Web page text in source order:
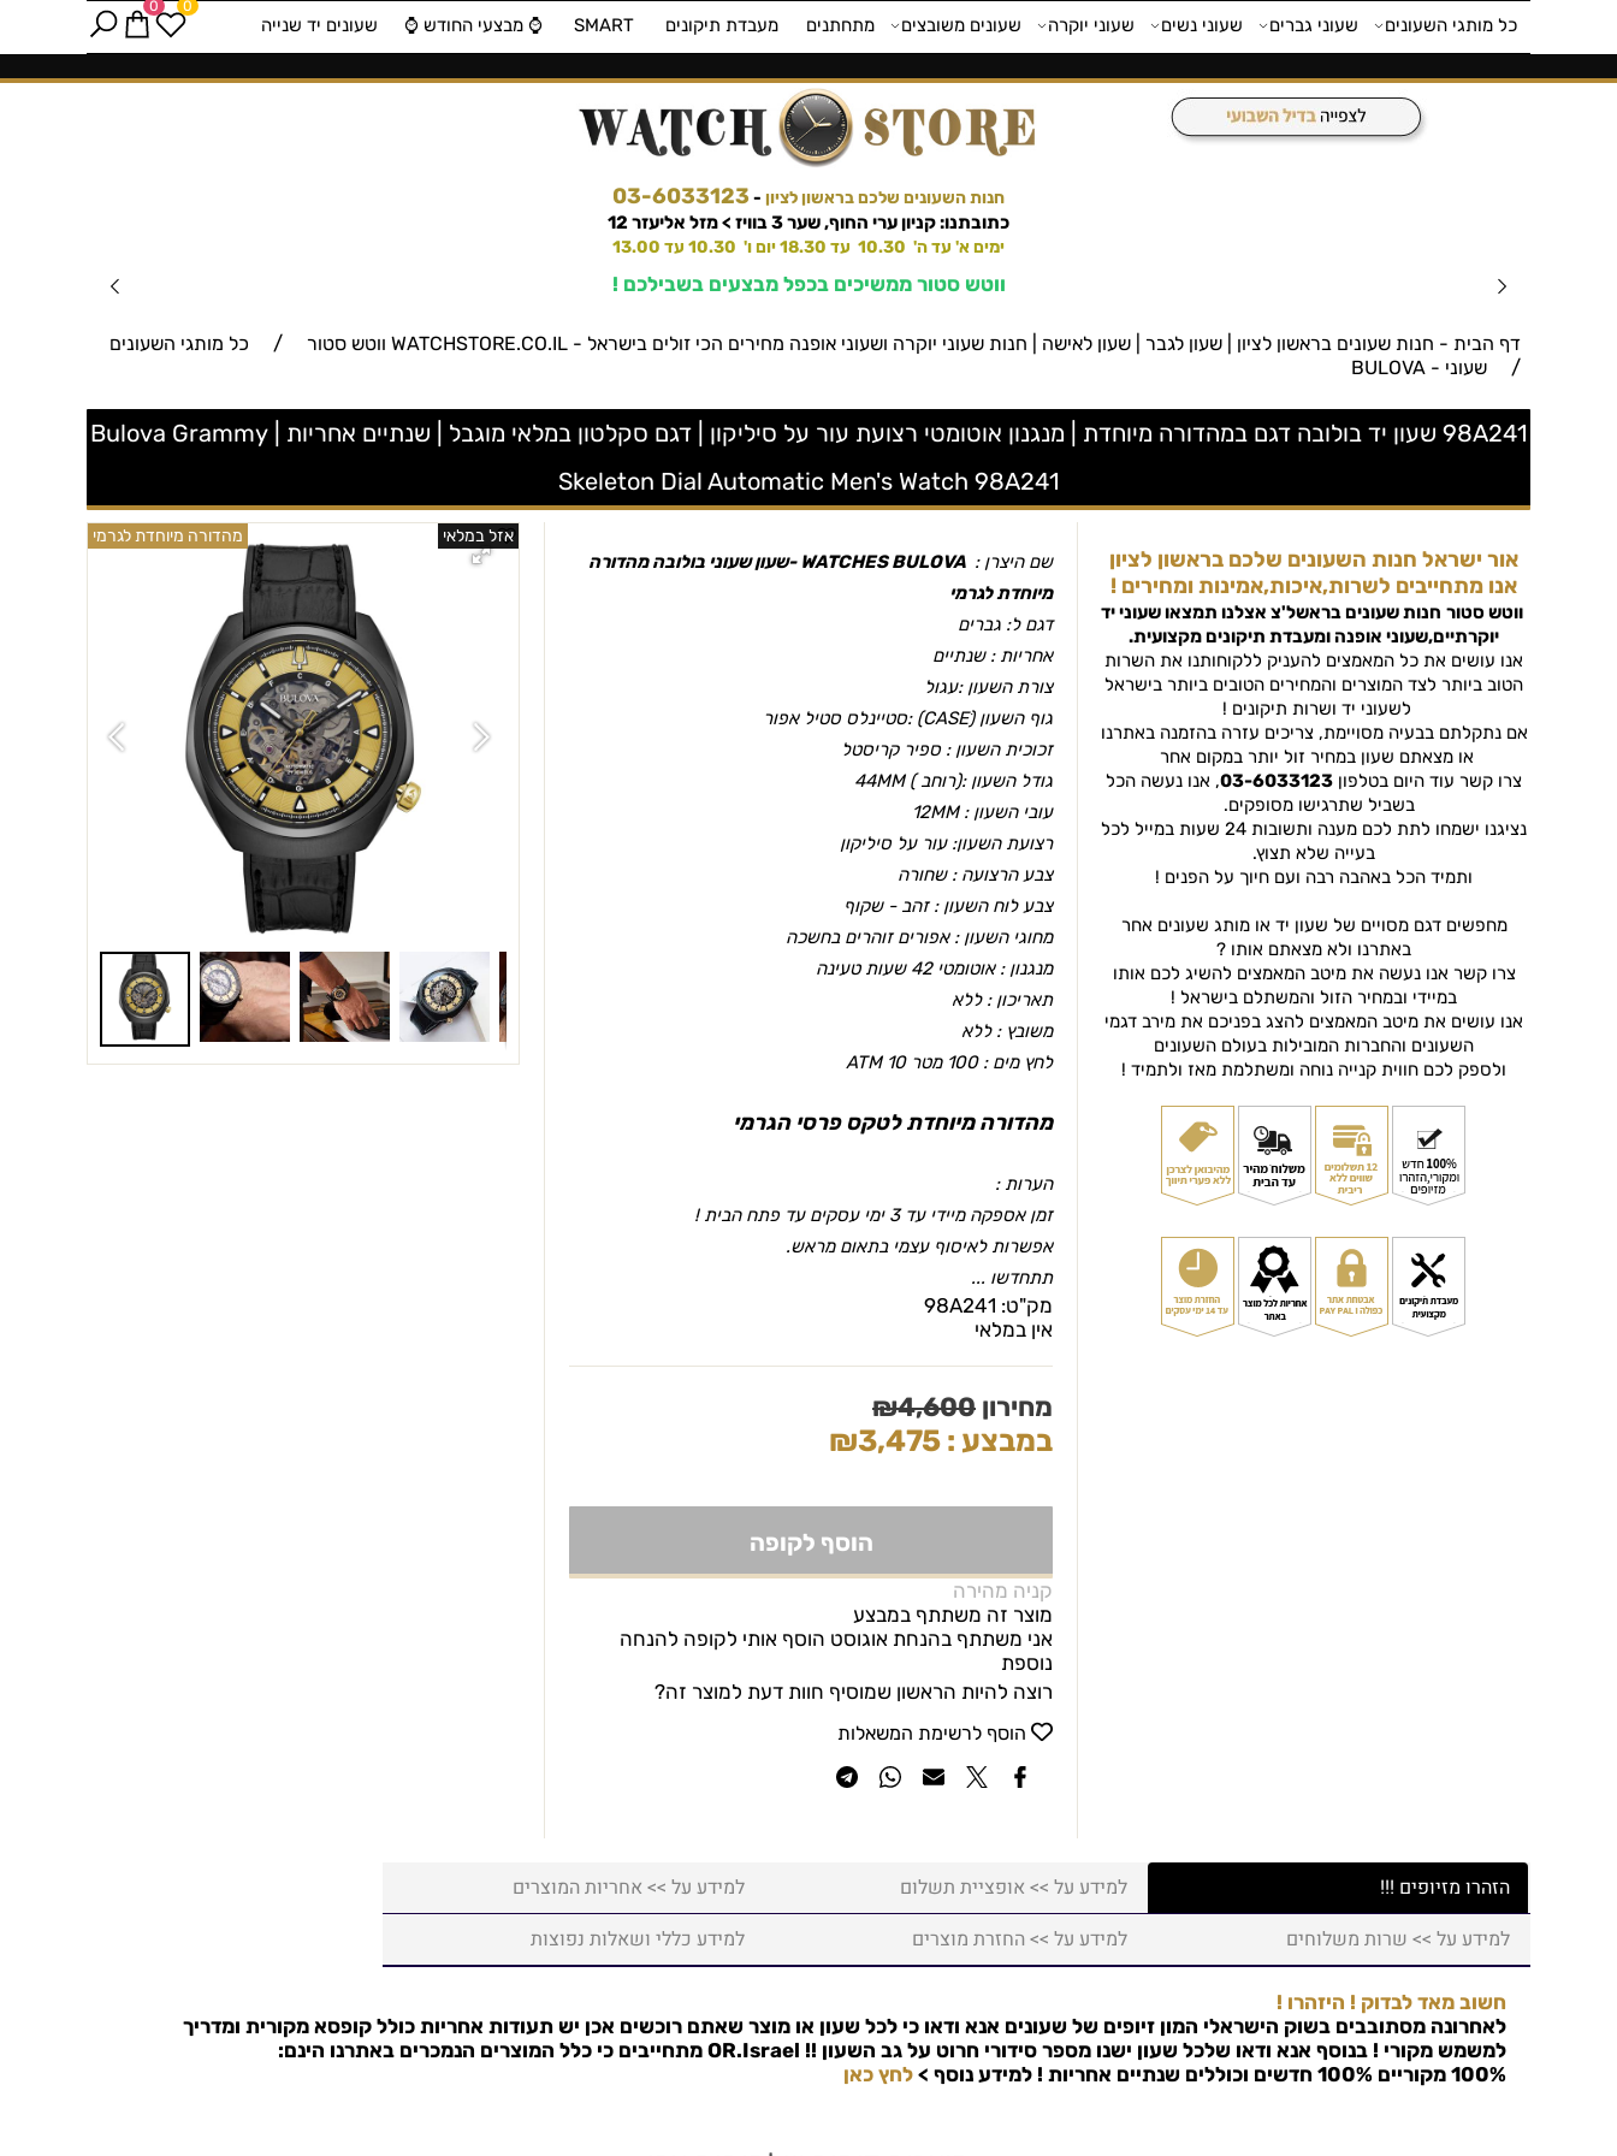
חנות השעונים שלכם בראשון לציון -
03-6033123
כתובתנו: קניון ערי החוף, שער 3 בוויז > מזל אליעזר 12
ימים א' עד ה' 10.30 עד 18.30 יום ו' 10.30 עד 13.00
ווטש סטור ממשיכים בכפל מבצעים בשבילכם !
0 0
כל מותגי השעונים שעוני גברים שעוני נשים שעוני יוקרה שעונים משובצים מתחתנים מעבדת תיקונים SMART ⌚️ מבצעי החודש ⌚️ שעונים יד שנייה
דף הבית - חנות שעונים בראשון לציון | שעון לגבר | שעון לאישה | חנות שעוני יוקרה ושעוני אופנה מחירים הכי זולים בישראל - WATCHSTORE.CO.IL ווטש סטור / כל מותגי השעונים
/ שעוני - BULOVA
98A241 שעון יד בולובה דגם במהדורה מיוחדת | מנגנון אוטומטי רצועת עור על סיליקון | דגם סקלטון במלאי מוגבל | שנתיים אחריות | Bulova Grammy
Skeleton Dial Automatic Men's Watch 98A241
מהדורה מיוחדת לגרמי אזל במלאי
שם היצרן :
WATCHES BULOVA -שעון שעוני בולובה מהדורה
מיוחדת לגרמי
דגם ל: גברים
אחריות : שנתיים
צורת השעון :עגול
גוף השעון (CASEׂ) :סטיינלס סטיל אפור
זכוכית השעון : ספיר קריסטל
גודל השעון :(רוחב ) 44MM
עובי השעון : 12MM
רצועת השעון: עור על סיליקון
צבע הרצועה : שחורה
צבע לוח השעון : זהב - שקוף
מחוגי השעון : אפורים זוהרים בחשכה
מנגנון : אוטומטי 42 שעות טעינה
תאריכון : ללא
משובץ : ללא
לחץ מים : 100 מטר 10 ATM
מהדורה מיוחדת לטקס פרסי הגרמי
הערות :
זמן אספקה מיידי עד 3 ימי עסקים עד פתח הבית !
אפשרות לאיסוף עצמי בתאום מראש.
תתחדשו ...
מק"ט: 98A241
אין במלאי
מחירון ₪4,600
במבצע : ₪3,475
הוסף לקופה
קניה מהירה
מוצר זה משתתף במבצע
אני משתתף בהנחת אוגוסט הוסף אותי לקופה להנחה
נוספת
רוצה להיות הראשון שמוסיף חוות דעת למוצר זה?
הוסף לרשימת המשאלות
אור ישראל חנות השעונים שלכם בראשון לציון
אנו מתחייבים לשרות,איכות,אמינות ומחירים !
ווטש סטור חנות שעונים בראשל'צ אצלנו תמצאו שעוני יד
יוקרתיים,שעוני אופנה ומעבדת תיקונים מקצועית.
אנו עושים את כל המאמצים להעניק ללקוחותנו את השרות
הטוב ביותר לצד המוצרים והמחירים הטובים ביותר בישראל
לשעוני יד ושרות תיקונים !
אם נתקלתם בבעיה מסויימת, צריכים עזרה בהזמנה באתרנו
או מצאתם שעון במחיר זול יותר במקום אחר
צרו קשר עוד היום בטלפון 03-6033123, אנו נעשה הכל
בשביל שתרגישו מסופקים.
נציגנו ישמחו לתת לכם מענה ותשובות 24 שעות במייל לכל
בעייה שלא תצוץ.
ותמיד הכל באהבה רבה ועם חיוך על הפנים !
מחפשים דגם מסויים של שעון יד או מותג שעונים אחר
באתרנו ולא מצאתם אותו ?
צרו קשר אנו נעשה את מיטב המאמצים להשיג לכם אותו
במיידי ובמחיר הזול והמשתלם בישראל !
אנו עושים את מיטב המאמצים להצג בפניכם את מירב דגמי
השעונים והחברות המובילות בעולם השעונים
ולספק לכם חווית קנייה נוחה ומשתלמת מאז ולתמיד !
הזהרו מזיופים !!! למידע על >> אופציית תשלום
למידע על >> אחריות המוצרים
למידע על >> שרות משלוחים
למידע על >> החזרת מוצרים למידע כללי ושאלות נפוצות
חשוב מאד לבדוק ! היזהרו !
לאחרונה מסתובבים בשוק הישראלי המון זיופים של שעונים אנא ודאו כי לכל שעון או מוצר שאתם רוכשים אכן יש תעודות אחריות כולל קופסא מקורית ומדריך
למשמש מקורי ! בנוסף אנא ודאו שלכל שעון ישנו מספר סידורי חרוט על גב השעון !! OR.Israel מתחייבים כי כלל המוצרים הנמכרים באתרנו הינם:
100% מקוריים 100% חדשים וכוללים שנתיים אחריות !
למידע נוסף > לחץ כאן